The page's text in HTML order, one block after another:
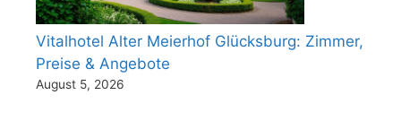
Vitalhotel Alter Meierhof Glücksburg: Zimmer,
Preise & Angebote
August 5, 2026